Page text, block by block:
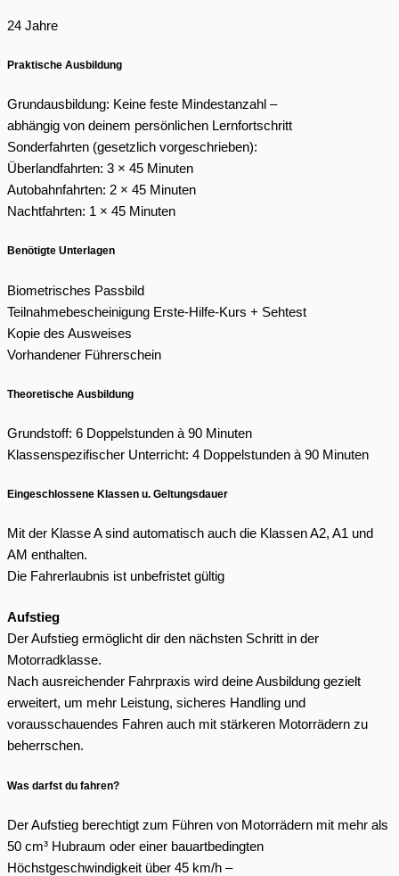
24 Jahre
Praktische Ausbildung
Grundausbildung: Keine feste Mindestanzahl –
abhängig von deinem persönlichen Lernfortschritt
Sonderfahrten (gesetzlich vorgeschrieben):
Überlandfahrten: 3 × 45 Minuten
Autobahnfahrten: 2 × 45 Minuten
Nachtfahrten: 1 × 45 Minuten
Benötigte Unterlagen
Biometrisches Passbild
Teilnahmebescheinigung Erste-Hilfe-Kurs + Sehtest
Kopie des Ausweises
Vorhandener Führerschein
Theoretische Ausbildung
Grundstoff: 6 Doppelstunden à 90 Minuten
Klassenspezifischer Unterricht: 4 Doppelstunden à 90 Minuten
Eingeschlossene Klassen u. Geltungsdauer
Mit der Klasse A sind automatisch auch die Klassen A2, A1 und
AM enthalten.
Die Fahrerlaubnis ist unbefristet gültig
Aufstieg
Der Aufstieg ermöglicht dir den nächsten Schritt in der
Motorradklasse.
Nach ausreichender Fahrpraxis wird deine Ausbildung gezielt
erweitert, um mehr Leistung, sicheres Handling und
vorausschauendes Fahren auch mit stärkeren Motorrädern zu
beherrschen.
Was darfst du fahren?
Der Aufstieg berechtigt zum Führen von Motorrädern mit mehr als
50 cm³ Hubraum oder einer bauartbedingten
Höchstgeschwindigkeit über 45 km/h –